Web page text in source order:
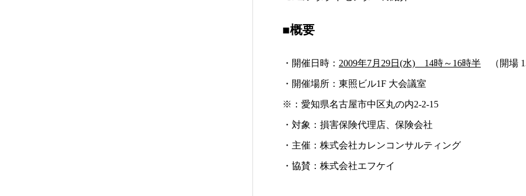
■概要
・開催日時： 2009年7月29日(水) 14時～16時半 （開場
・開催場所：東照ビル1F 大会議室
※：愛知県名古屋市中区丸の内2-2-15
・対象：損害保険代理店、保険会社
・主催：株式会社カレンコンサルティング
・協賛：株式会社エフケイ